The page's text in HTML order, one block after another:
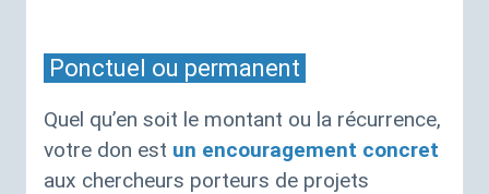
Ponctuel ou permanent
Quel qu’en soit le montant ou la récurrence,
votre don est un encouragement concret
aux chercheurs porteurs de projets